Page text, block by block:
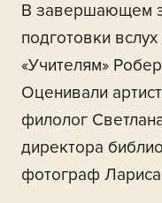
В завершающем
подготовки
«Учителям»
Оценивали
филолог
директора
фотограф